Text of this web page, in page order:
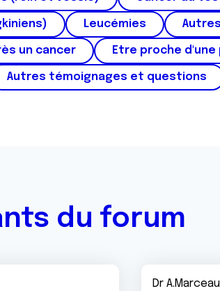
Leucémies
un cancer Etre proche
Autres témoignages et questions
du forum
Dr A.Marceau